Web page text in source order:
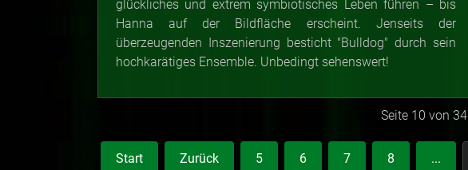
glückliches und extrem symbiotisches Leben führen – bis
Hanna auf der Bildfläche erscheint. Jenseits der
überzeugenden Inszenierung besticht "Bulldog" durch sein
hochkarätiges Ensemble. Unbedingt sehenswert!
Seite 10 von 34
Start Zurück 5 6 7 8 ...